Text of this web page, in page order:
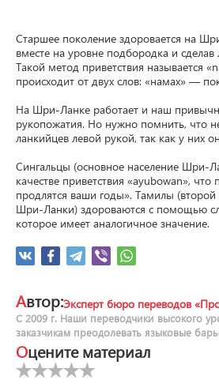
Старшее поколение здоровается на
вместе на уровне подбородка и сделав
Такой метод приветствия называется
происходит от двух слов: «намах» —
На Шри-Ланке работает и наш
рукопожатия. Но нужно помнить, что
ланкийцев левой рукой, так как у них
Сингальцы (основное население Шри-
качестве приветствия «ayubowan», что
продлятся ваши годы». Тамилы
Шри-Ланки) здороваются с помощью
которое имеет аналогичное значение.
Автор:Эксперт бюро переводов
С 2009 г. Наши переводчики высокого
заказчикам преодолевать языковые
Оцените материал